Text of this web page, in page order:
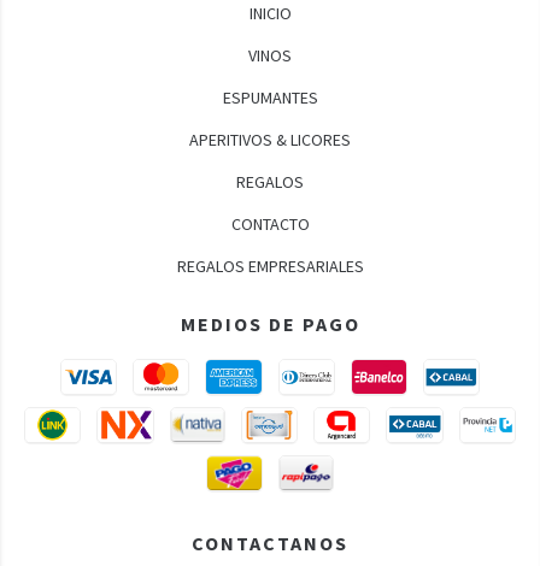
INICIO
VINOS
ESPUMANTES
APERITIVOS & LICORES
REGALOS
CONTACTO
REGALOS EMPRESARIALES
MEDIOS DE PAGO
CONTACTANOS